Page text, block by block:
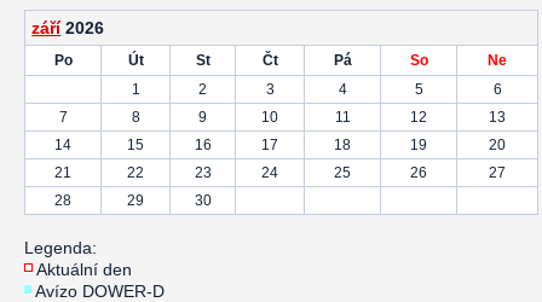
září 2026
Po Út St Čt Pá So
Ne
1
2 3 4 5
6
7
8 9 10 11 12
13
14
15 16 17 18 19
20
21
22 23 24 25 26
27
28
29 30
Legenda:
Aktuální den
Avízo DOWER-D